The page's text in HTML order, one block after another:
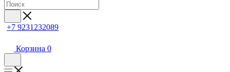
+7 9231232089
Корзина 0